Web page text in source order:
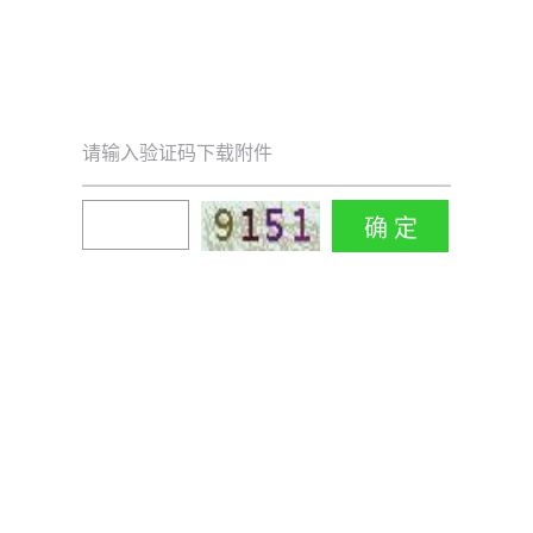
请输入验证码下载附件